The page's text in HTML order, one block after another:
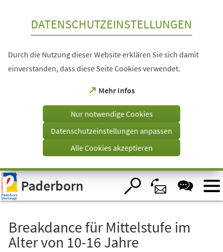
Visuelle
Assistenzsoftware
öffnen.
DATENSCHUTZEINSTELLUNGEN
Durch die Nutzung dieser Website erklären Sie sich damit
einverstanden, dass diese Seite Cookies verwendet.
Mehr Infos
(Öffnet
einem
Tab)
Nur notwendige Cookies
Datenschutzeinstellungen anpassen
Alle Cookies akzeptieren
Paderborn
Breakdance für Mittelstufe im
Alter von 10-16 Jahre